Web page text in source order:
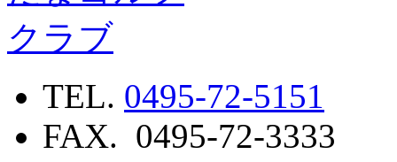
TEL. 0495-72-5151
FAX. 0495-72-3333